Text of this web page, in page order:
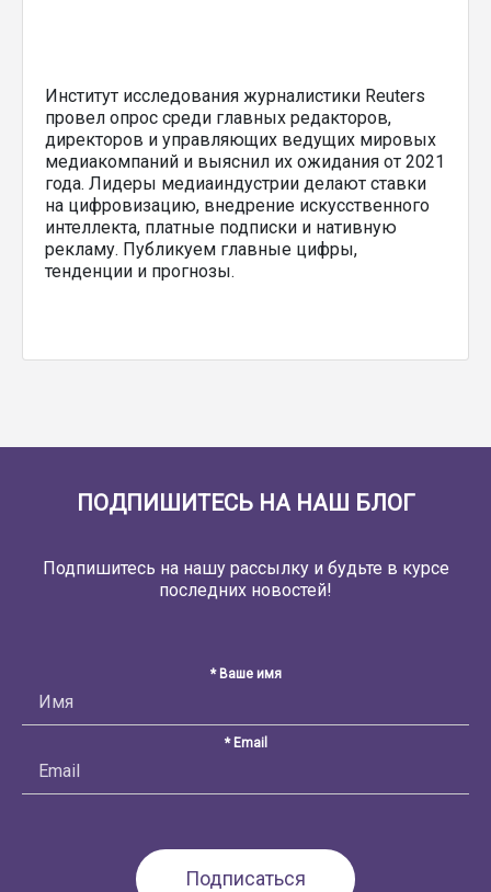
Институт исследования журналистики Reuters
провел опрос среди главных редакторов,
директоров и управляющих ведущих мировых
медиакомпаний и выяснил их ожидания от 2021
года. Лидеры медиаиндустрии делают ставки
на цифровизацию, внедрение искусственного
интеллекта, платные подписки и нативную
рекламу. Публикуем главные цифры,
тенденции и прогнозы.
ПОДПИШИТЕСЬ НА НАШ БЛОГ
Подпишитесь на нашу рассылку и будьте в курсе
последних новостей!
* Ваше имя
* Email